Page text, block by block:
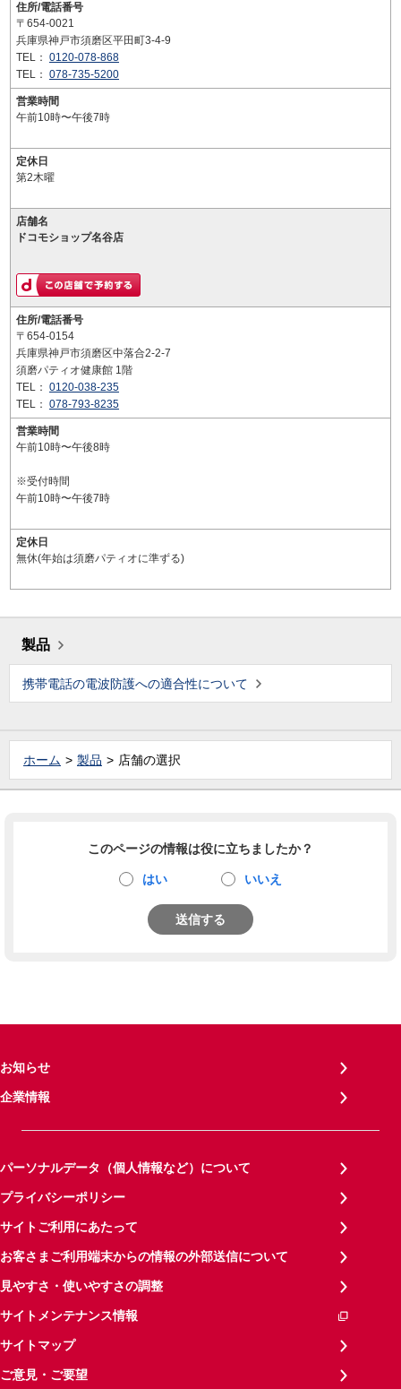
住所/電話番号
〒654-0021
兵庫県神戸市須磨区平田町3-4-9
TEL： 0120-078-868
TEL： 078-735-5200
営業時間
午前10時〜午後7時
定休日
第2木曜
店舗名
ドコモショップ名谷店
住所/電話番号
〒654-0154
兵庫県神戸市須磨区中落合2-2-7
須磨パティオ健康館 1階
TEL： 0120-038-235
TEL： 078-793-8235
営業時間
午前10時〜午後8時
※受付時間
午前10時〜午後7時
定休日
無休(年始は須磨パティオに準ずる)
製品
携帯電話の電波防護への適合性について
ホーム 製品 店舗の選択
このページの情報は役に立ちましたか？
はい いいえ
送信する
お知らせ
企業情報
パーソナルデータ（個人情報など）について
プライバシーポリシー
サイトご利用にあたって
お客さまご利用端末からの情報の外部送信について
見やすさ・使いやすさの調整
サイトメンテナンス情報
サイトマップ
ご意見・ご要望